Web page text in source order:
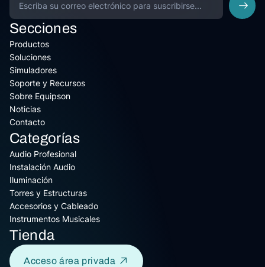
Secciones
Productos
Soluciones
Simuladores
Soporte y Recursos
Sobre Equipson
Noticias
Contacto
Categorías
Audio Profesional
Instalación Audio
Iluminación
Torres y Estructuras
Accesorios y Cableado
Instrumentos Musicales
Tienda
Acceso área privada